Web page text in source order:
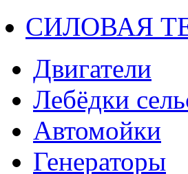
СИЛОВАЯ
Двигатели
Лебёдки
Автомойки
Генераторы